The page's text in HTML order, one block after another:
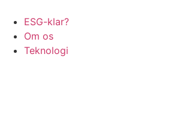
ESG-klar?
Om os
Teknologi